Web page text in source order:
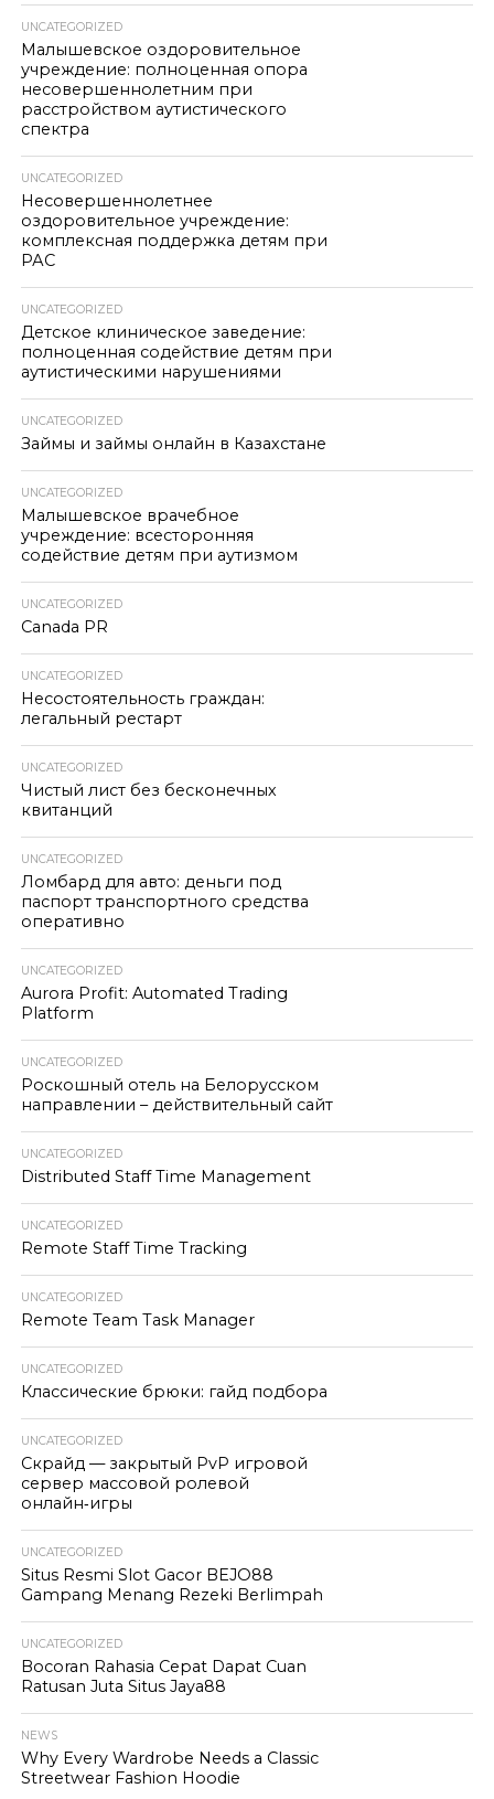
UNCATEGORIZED
Малышевское оздоровительное
учреждение: полноценная опора
несовершеннолетним при
расстройством аутистического
спектра
UNCATEGORIZED
Несовершеннолетнее
оздоровительное учреждение:
комплексная поддержка детям при
РАС
UNCATEGORIZED
Детское клиническое заведение:
полноценная содействие детям при
аутистическими нарушениями
UNCATEGORIZED
Займы и займы онлайн в Казахстане
UNCATEGORIZED
Малышевское врачебное
учреждение: всесторонняя
содействие детям при аутизмом
UNCATEGORIZED
Canada PR
UNCATEGORIZED
Несостоятельность граждан:
легальный рестарт
UNCATEGORIZED
Чистый лист без бесконечных
квитанций
UNCATEGORIZED
Ломбард для авто: деньги под
паспорт транспортного средства
оперативно
UNCATEGORIZED
Aurora Profit: Automated Trading
Platform
UNCATEGORIZED
Роскошный отель на Белорусском
направлении – действительный сайт
UNCATEGORIZED
Distributed Staff Time Management
UNCATEGORIZED
Remote Staff Time Tracking
UNCATEGORIZED
Remote Team Task Manager
UNCATEGORIZED
Классические брюки: гайд подбора
UNCATEGORIZED
Скрайд — закрытый PvP игровой
сервер массовой ролевой
онлайн‑игры
UNCATEGORIZED
Situs Resmi Slot Gacor BEJO88
Gampang Menang Rezeki Berlimpah
UNCATEGORIZED
Bocoran Rahasia Cepat Dapat Cuan
Ratusan Juta Situs Jaya88
NEWS
Why Every Wardrobe Needs a Classic
Streetwear Fashion Hoodie